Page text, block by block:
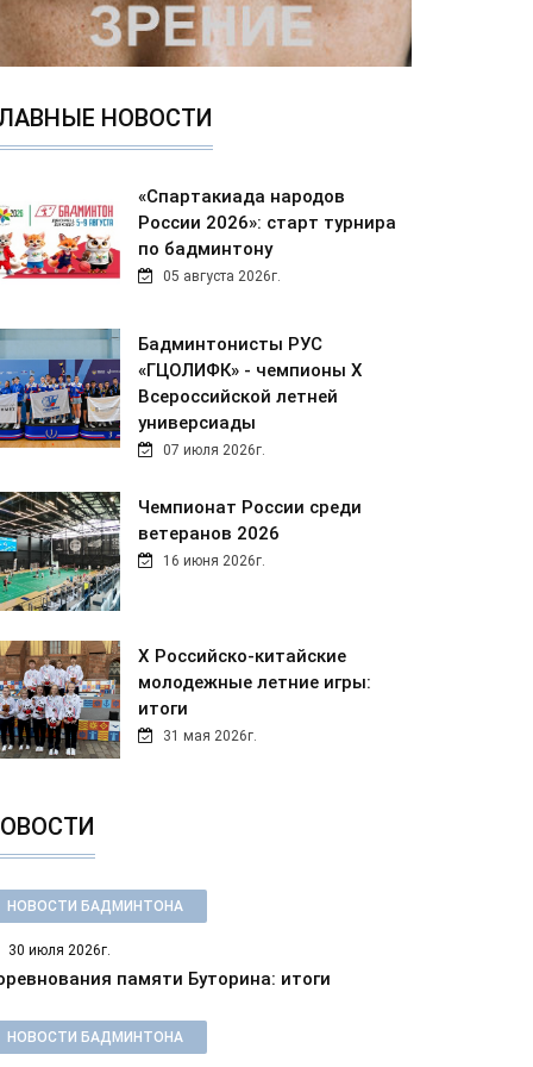
НОВОСТИ
«Спартакиада народов
России 2026»: старт турнира
по бадминтону
05 августа 2026г.
Бадминтонисты РУС
«ГЦОЛИФК» - чемпионы Х
Всероссийской летней
универсиады
07 июля 2026г.
Чемпионат России среди
ветеранов 2026
16 июня 2026г.
Х Российско-китайские
молодежные летние игры:
итоги
31 мая 2026г.
НОВОСТИ БАДМИНТОНА
30 июля 2026г.
памяти Буторина: итоги
НОВОСТИ БАДМИНТОНА